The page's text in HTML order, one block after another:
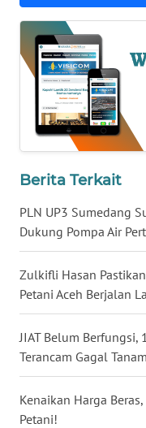
Berita Terkait
PLN UP3 Sumedang
Dukung Pompa Air
Zulkifli Hasan
Petani Aceh Berjalan
JIAT Belum
Terancam Gagal Tanam
Kenaikan Harga
Petani!
WN
SERAMBI
WN
JAMBI
WN
NTB
SULTENG
SULBAR
BABEL